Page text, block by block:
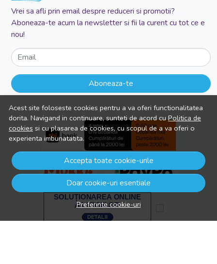
Acest site foloseste cookies pentru a va oferi functionalitatea
dorita. Navigand in continuare, sunteti de acord cuPolitica de
cookies si cu plasarea de cookies, cu scopul de a va oferi o
experienta imbunatatita.
Accepta toate cookie-urile
Doar cookie-uri esentiale
Preferinte cookie-uri
Vrei sa afli prin email despre reduceri si promotii?
Aboneaza-te acum la newsletter si fii la curent cu tot ce e
nou!
Email
Aboneaza-te